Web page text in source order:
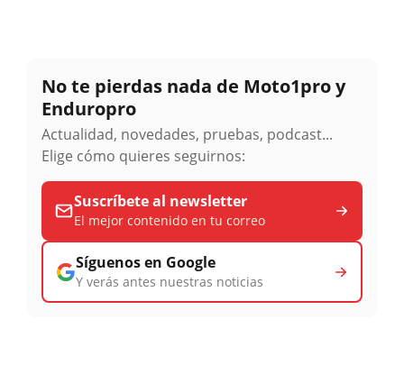
No te pierdas nada de Moto1pro y
Enduropro
Actualidad, novedades, pruebas, podcast...
Elige cómo quieres seguirnos:
Suscríbete al newsletter
El mejor contenido en tu correo
Síguenos en Google
Y verás antes nuestras noticias